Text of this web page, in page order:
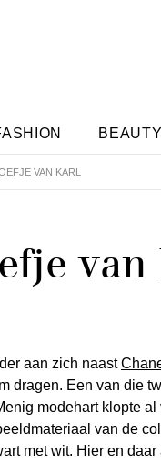
BEAUTY
VAN KARL
van
aan zich naast
dragen. Een van die
modehart klopte
van de
met wit. Hier en